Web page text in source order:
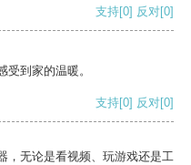
支持[0] 反对[0]
到家的温暖。
支持[0] 反对[0]
，无论是看视频、玩游戏还是工